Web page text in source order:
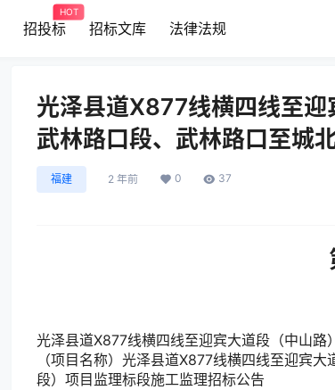
招投标
HOT
招标文库 法律法规
光泽县道X877线横四线至
武林路口段、武林路口至城
福建 2 年前 0 37
光泽县道X877线横四线至迎宾大道段（中山
（项目名称） 光泽县道X877线横四线至迎宾大
段）项目监理标段施工监理招标公告